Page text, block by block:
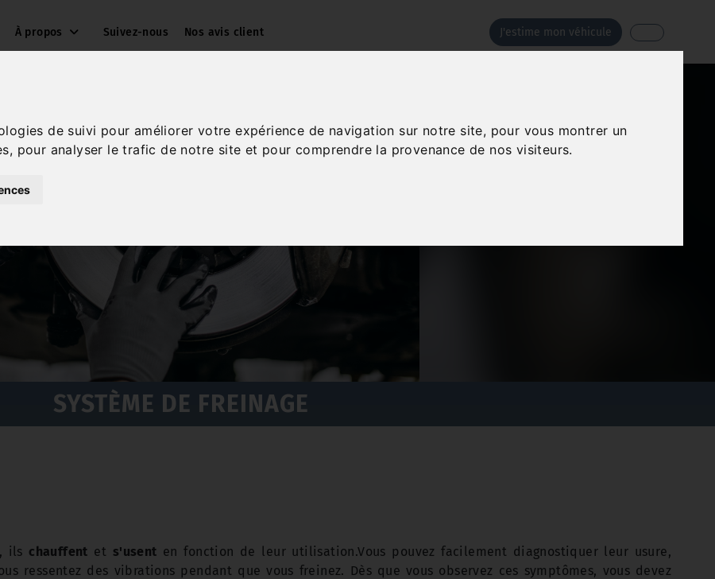
de suivi pour améliorer votre expérience de navigation sur notre site, pour vous montrer un
pour analyser le trafic de notre site et pour comprendre la provenance de nos visiteurs.
À propos Suivez-nous Nos avis client J'estime mon véhicule
SYSTÈME DE FREINAGE
ils chauffent et s'usent en fonction de leur utilisation.Vous pouvez facilement diagnostiquer leur usure,
ressentez des vibrations pendant que vous freinez. Dès que vous observez ces symptômes, vous devez